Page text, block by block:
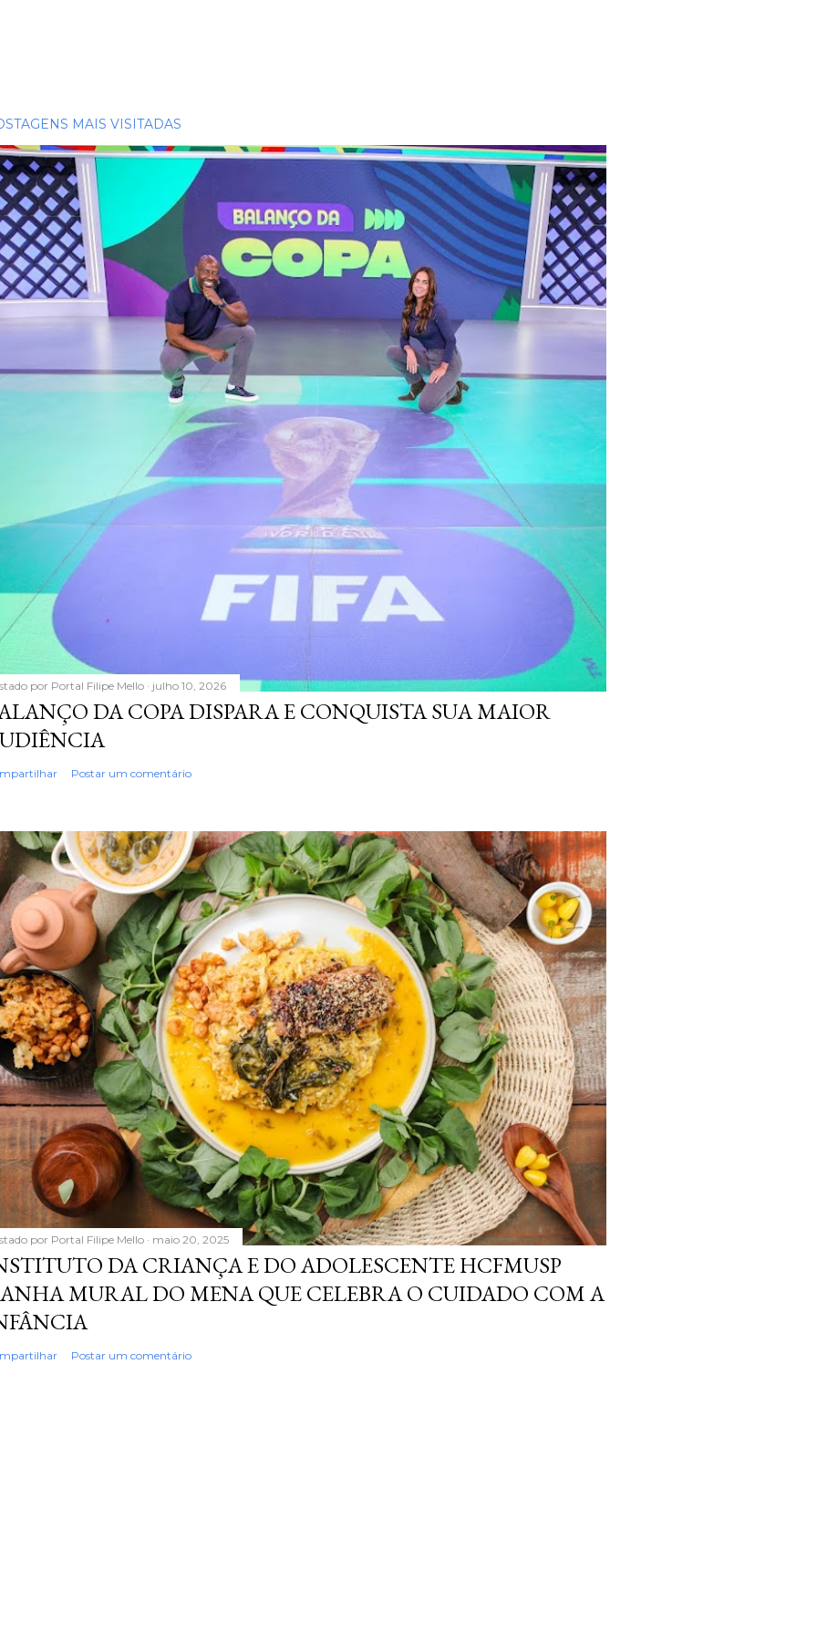
MAIS VISITADAS
por Portal Filipe Mello julho 10, 2026
DA COPA DISPARA E CONQUISTA SUA MAIOR
Postar um comentário
por Portal Filipe Mello maio 20, 2025
DA CRIANÇA E DO ADOLESCENTE HCFMUSP
MURAL DO MENA QUE CELEBRA O CUIDADO COM A
Postar um comentário